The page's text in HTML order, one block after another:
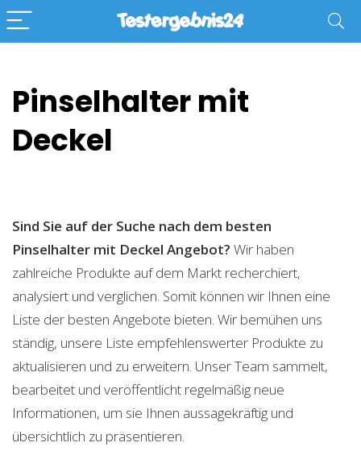
Pinselhalter mit
Deckel
Sind Sie auf der Suche nach dem besten
Pinselhalter mit Deckel Angebot? Wir haben
zahlreiche Produkte auf dem Markt recherchiert,
analysiert und verglichen. Somit können wir Ihnen eine
Liste der besten Angebote bieten. Wir bemühen uns
ständig, unsere Liste empfehlenswerter Produkte zu
aktualisieren und zu erweitern. Unser Team sammelt,
bearbeitet und veröffentlicht regelmäßig neue
Informationen, um sie Ihnen aussagekräftig und
übersichtlich zu präsentieren.